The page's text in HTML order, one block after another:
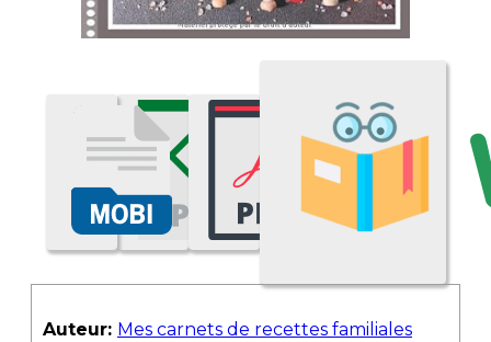
Auteur: Mes carnets de recettes familiales